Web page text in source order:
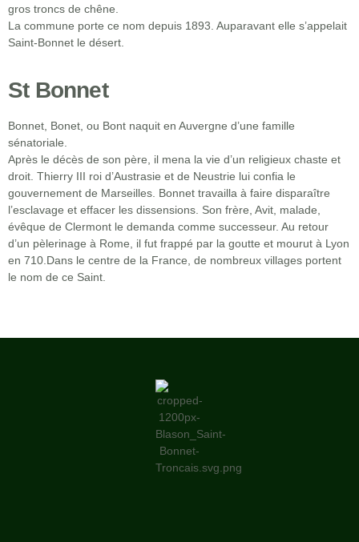
gros troncs de chêne.
La commune porte ce nom depuis 1893. Auparavant elle s’appelait
Saint-Bonnet le désert.
St Bonnet
Bonnet, Bonet, ou Bont naquit en Auvergne d’une famille
sénatoriale.
Après le décès de son père, il mena la vie d’un religieux chaste et
droit. Thierry III roi d’Austrasie et de Neustrie lui confia le
gouvernement de Marseilles. Bonnet travailla à faire disparaître
l’esclavage et effacer les dissensions. Son frère, Avit, malade,
évêque de Clermont le demanda comme successeur. Au retour
d’un pèlerinage à Rome, il fut frappé par la goutte et mourut à Lyon
en 710.Dans le centre de la France, de nombreux villages portent
le nom de ce Saint.